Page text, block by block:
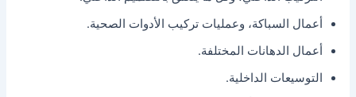
أعمال السباكة، وعمليات تركيب الأدوات الصحية.
أعمال الدهانات المختلفة.
التوسيعات الداخلية.